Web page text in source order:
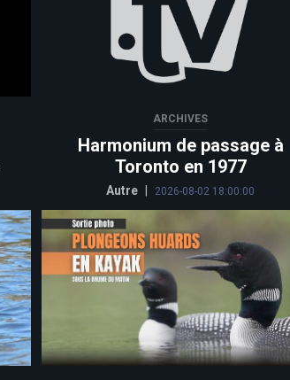
ARCHIVES
Harmonium de passage à
Toronto en 1977
Autre 2026-08-02 18:00:00